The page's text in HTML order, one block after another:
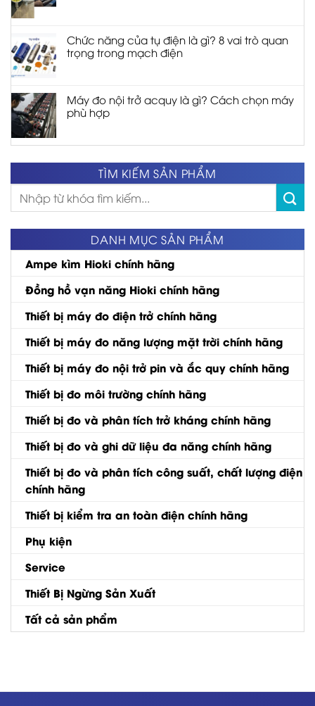
Chức năng của tụ điện là gì? 8 vai trò quan
trọng trong mạch điện
Máy đo nội trở acquy là gì? Cách chọn máy
phù hợp
TÌM KIẾM SẢN PHẨM
Tìm
kiếm:
DANH MỤC SẢN PHẨM
Ampe kìm Hioki chính hãng
Đồng hồ vạn năng Hioki chính hãng
Thiết bị máy đo điện trở chính hãng
Thiết bị máy đo năng lượng mặt trời chính hãng
Thiết bị máy đo nội trở pin và ắc quy chính hãng
Thiết bị đo môi trường chính hãng
Thiết bị đo và phân tích trở kháng chính hãng
Thiết bị đo và ghi dữ liệu đa năng chính hãng
Thiết bị đo và phân tích công suất, chất lượng điện
chính hãng
Thiết bị kiểm tra an toàn điện chính hãng
Phụ kiện
Service
Thiết Bị Ngừng Sản Xuất
Tất cả sản phẩm